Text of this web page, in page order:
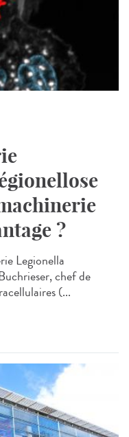
?
Legionella
chef de
(...